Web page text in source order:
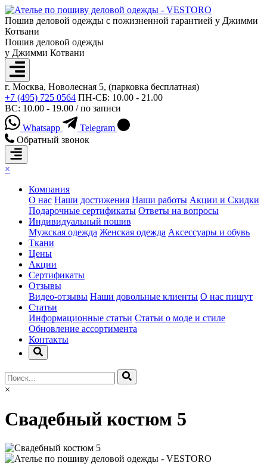
Пошив деловой одежды с пожизненной гарантией у Джимми
Котвани
Пошив деловой одежды
у Джимми Котвани
г. Москва, Новолесная 5, (парковка бесплатная)
+7 (495) 725 0564 ПН-СБ: 10.00 - 21.00
ВС: 10.00 - 19.00 / по записи
Whatsapp
Telegram
Обратный звонок
×
Компания
О нас Наши достижения Наши работы Акции и Скидки
Подарочные сертификаты Ответы на вопросы
Индивидуальный пошив
Мужская одежда Женская одежда Аксессуары и обувь
Ткани
Цены
Акции
Сертификаты
Отзывы
Видео-отзывы Наши довольные клиенты О нас пишут
Статьи
Информационные статьи Статьи о моде и стиле
Обновление ассортимента
Контакты
×
Свадебный костюм 5